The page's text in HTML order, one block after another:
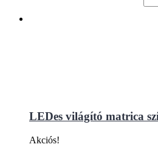
LEDes világító matrica
Akciós!